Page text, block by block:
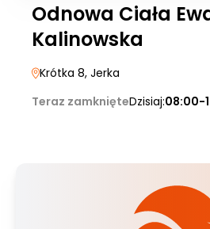
Odnowa Ciała
Kalinowska
Krótka 8, Jerka
Teraz zamknięteDzisiaj:08:00-